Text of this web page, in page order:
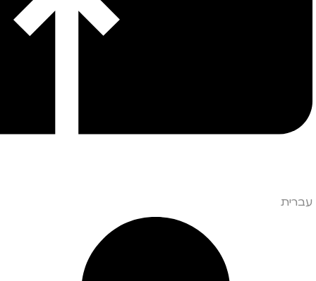
עברית